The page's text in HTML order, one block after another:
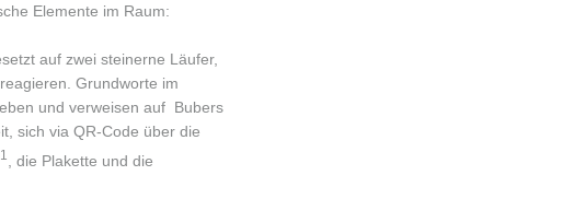
Elemente im Raum:
auf zwei steinerne Läufer,
Grundworte im
und verweisen auf Bubers
sich via QR-Code über die
1
, die Plakette und die